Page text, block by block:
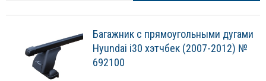
Багажник с прямоугольными дугами
Hyundai i30 хэтчбек (2007-2012) №
692100